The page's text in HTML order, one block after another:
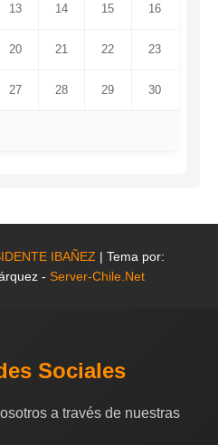
13 14 15 16
20 21 22 23
27 28 29 30
IBAÑEZ | Tema por:
- Server-Chile.Net
Sociales
a través de nuestras